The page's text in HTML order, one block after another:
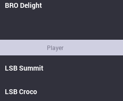
BRO Delight
Player
LSBSummit
LSBCroco